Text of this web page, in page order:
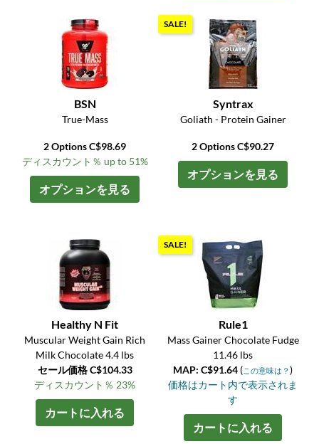
BSN
True-Mass
2 Options C$98.69
ディスカウント％ up to 51%
オプションを見る
SALE!
Syntrax
Goliath - Protein Gainer
2 Options C$90.27
オプションを見る
Healthy N Fit
Muscular Weight Gain Rich
Milk Chocolate 4.4 lbs
セール価格 C$104.33
ディスカウント％ 23%
カートに入れる
SALE!
Rule1
Mass Gainer Chocolate Fudge
11.46 lbs
MAP: C$91.64 (この意味は？)
価格はカート内で表示されま
す
カートに入れる